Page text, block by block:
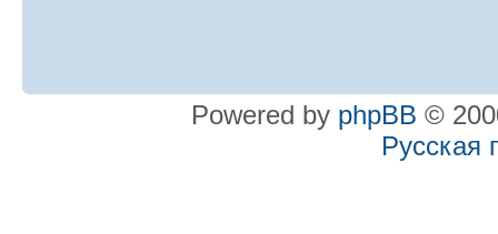
Powered by phpBB ©
Русская